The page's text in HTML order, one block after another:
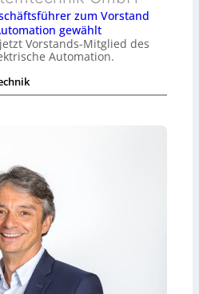
zum Vorstand
gewählt
Vorstands-Mitglied des
Automation.